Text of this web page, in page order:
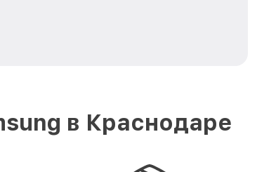
в Краснодаре